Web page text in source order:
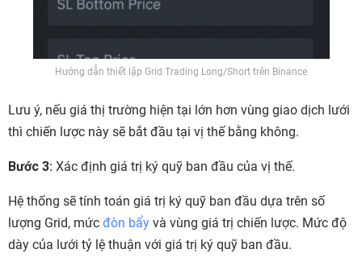
Hướng dẫn thiết lập Grid Trading Long/Short trên Binance
Lưu ý, nếu giá thị trường hiện tại lớn hơn vùng giao dịch lưới
thì chiến lược này sẽ bắt đầu tại vị thế bằng không.
Bước 3: Xác định giá trị ký quỹ ban đầu của vị thế.
Hệ thống sẽ tính toán giá trị ký quỹ ban đầu dựa trên số
lượng Grid, mức đòn bẩy và vùng giá trị chiến lược. Mức độ
dày của lưới tỷ lệ thuận với giá trị ký quỹ ban đầu.